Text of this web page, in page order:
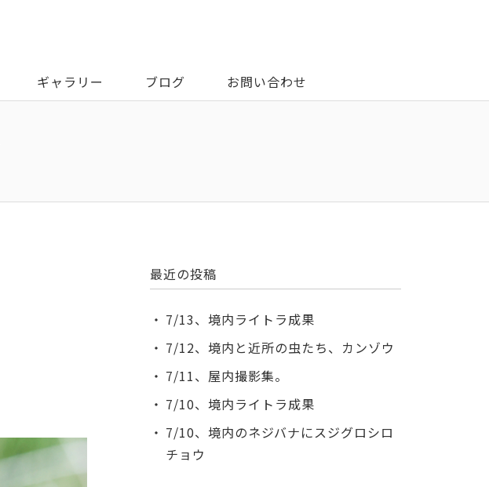
ギャラリー ブログ お問い合わせ
最近の投稿
7/13、境内ライトラ成果
7/12、境内と近所の虫たち、カンゾウ
7/11、屋内撮影集。
7/10、境内ライトラ成果
7/10、境内のネジバナにスジグロシロ
チョウ